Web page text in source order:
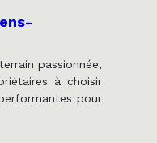
passionnée,
à choisir
pour